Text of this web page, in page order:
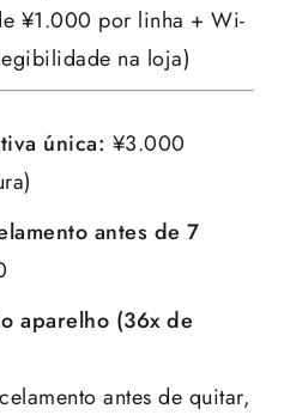
¥1.000 por linha + Wi-
na loja)
única: ¥3.000
antes de 7
aparelho (36x de
antes de quitar,